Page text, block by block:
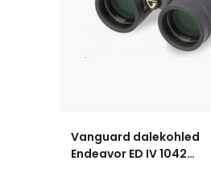
Vanguard dalekohled
Endeavor ED IV 1042